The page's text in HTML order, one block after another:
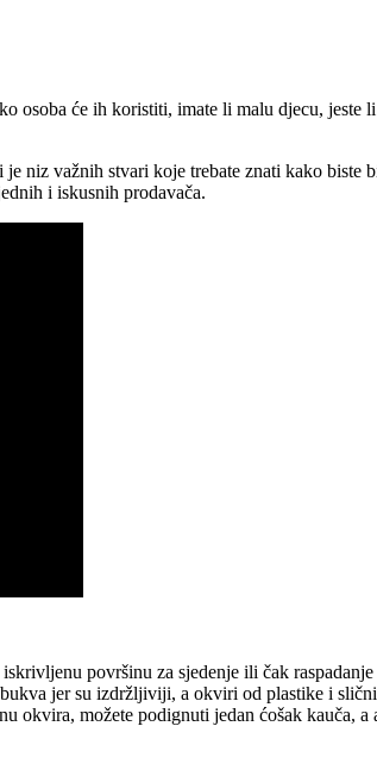
osoba će ih koristiti, imate li malu djecu,
niz važnih stvari koje trebate znati kako
i iskusnih prodavača.
površinu za sjedenje ili čak
jer su izdržljiviji, a okviri od plastike i
okvira, možete podignuti jedan ćošak kauča,